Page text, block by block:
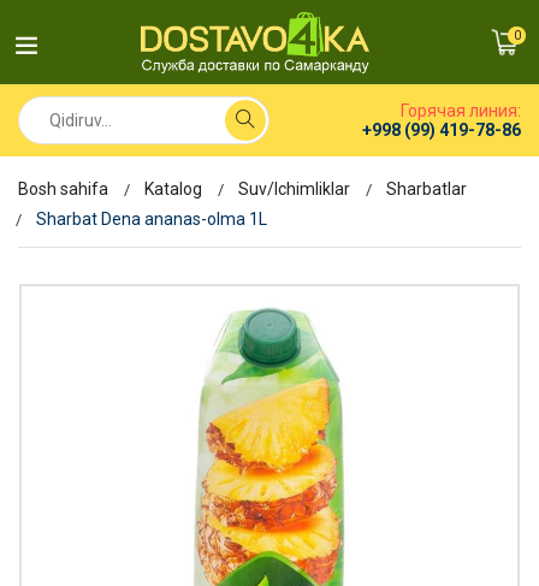
0
Горячая линия:
+998 (99) 419-78-86
Bosh sahifa Katalog Suv/Ichimliklar
Sharbatlar
Sharbat Dena ananas-olma 1L